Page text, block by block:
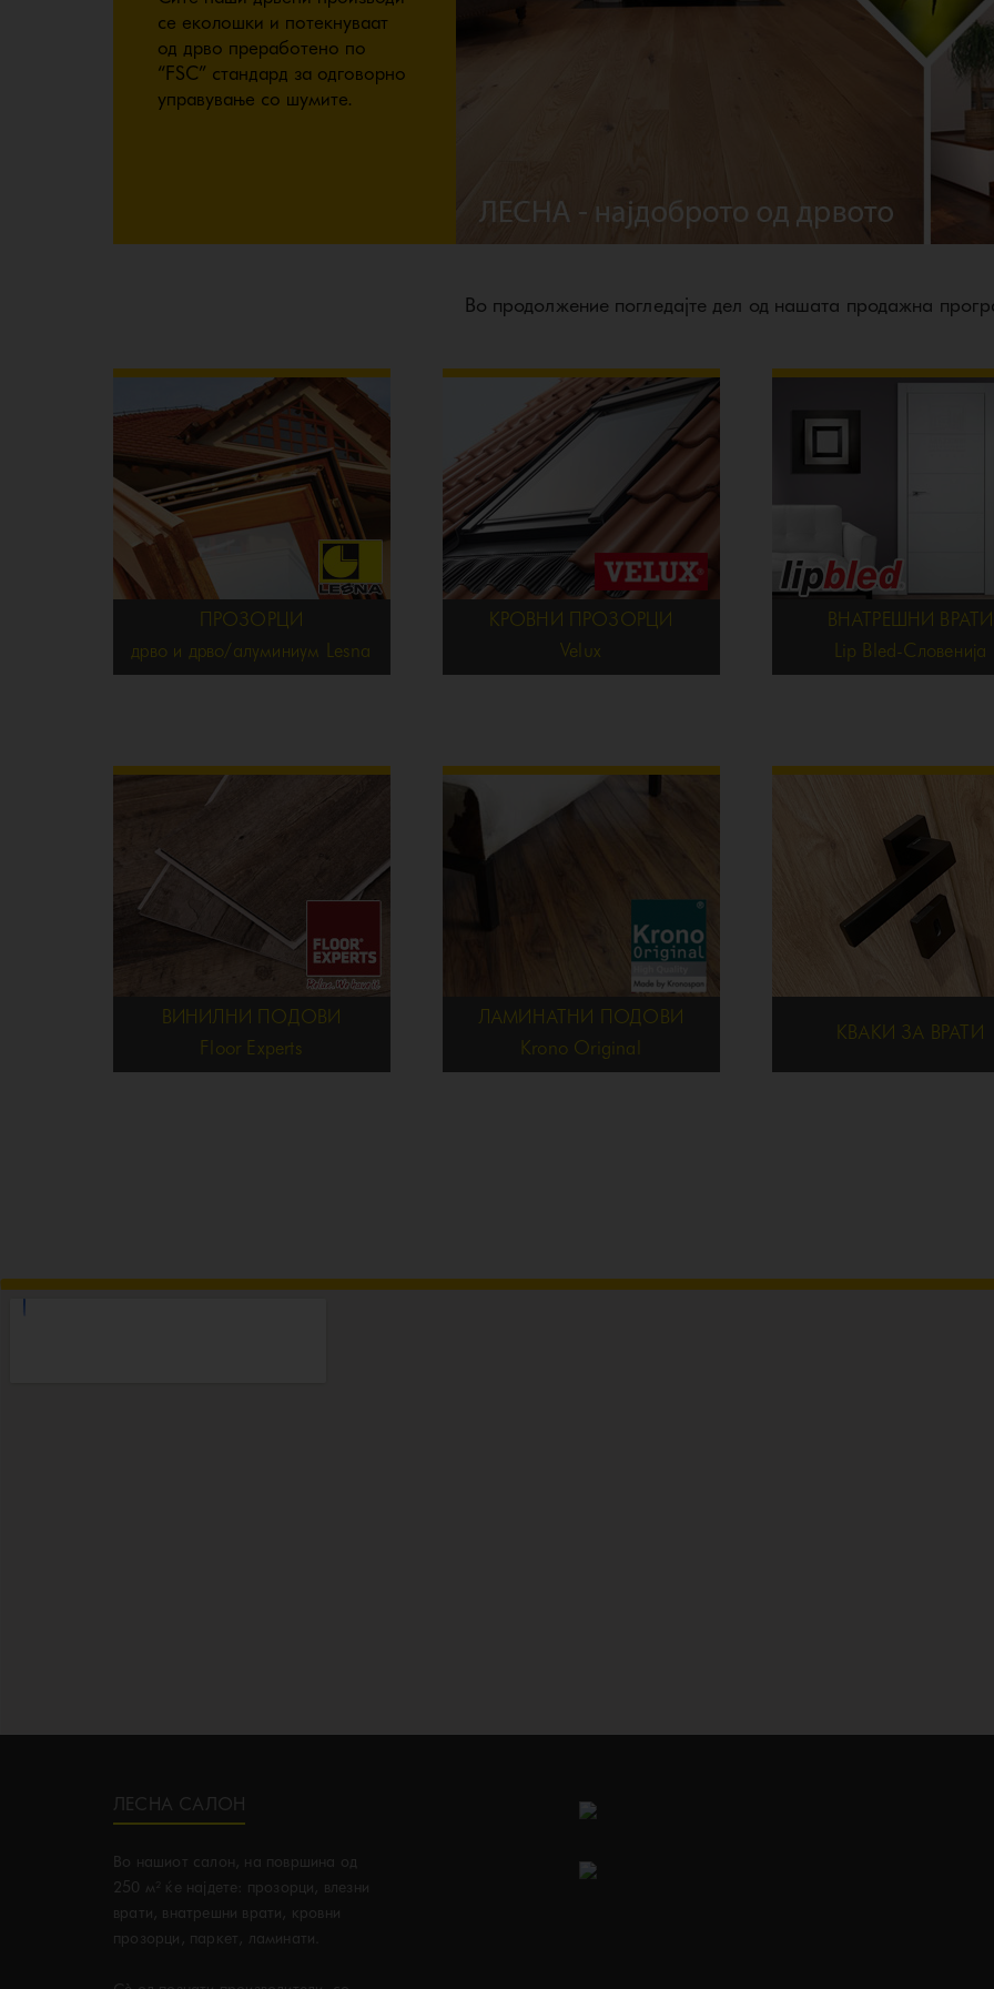
се еколошки и потекнуваат
од дрво преработено по
“FSC” стандард за одговорно
управување со шумите.
Во продолжение погледајте дел од нашата продажна
ПРОЗОРЦИ
дрво и дрво/алуминиум Lesna
КРОВНИ ПРОЗОРЦИ
Velux
ВНАТРЕШНИ ВРАТИ
Lip Bled-Словенија
ВИНИЛНИ ПОДОВИ
Floor Experts
ЛАМИНАТНИ ПОДОВИ
Krono Original
КВАКИ ЗА ВРАТИ
ЛЕСНА САЛОН
Во нашиот салон, на површина од
250 м² ќе најдете: прозорци, влезни
врати, внатрешни врати, кровни
прозорци, паркет, ламинати.